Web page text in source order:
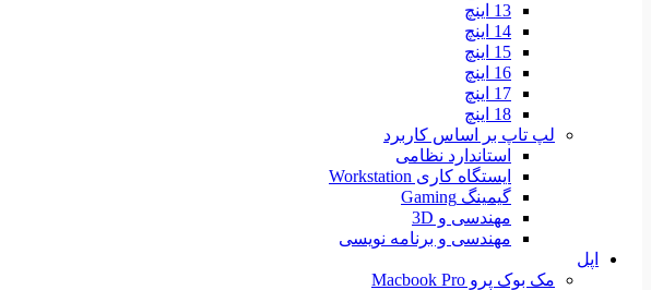
13 اینچ
14 اینچ
15 اینچ
16 اینچ
17 اینچ
18 اینچ
لپ تاپ بر اساس کاربرد
استاندارد نظامی
ایستگاه کاری Workstation
گیمینگ Gaming
مهندسی و 3D
مهندسی و برنامه نویسی
اپل
مک بوک پرو Macbook Pro